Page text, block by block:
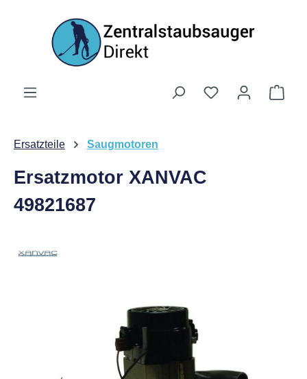
Zum Hauptinhalt springen
Ersatzteile Saugmotoren
Ersatzmotor XANVAC
49821687
Bildergalerie überspringen